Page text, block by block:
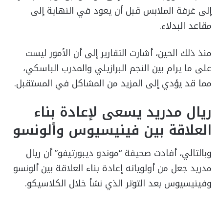
إلى غرفة الملابس قبل أن يعود في النهاية إلى
مقاعد البدلاء.
منذ ذلك الحين، أشارت التقارير إلى أن الأمور ليست
على ما يرام بين النجم البرازيلي والمدرب الباسكي،
مما قد يؤدي إلى المزيد من المشاكل في المستقبل.
ريال مدريد يسعى لإعادة بناء
العلاقة بين فينيسيوس وألونسو
وبالتالي، أفادت صحيفة “موندو ديبورتيفو” أن ريال
مدريد جعل من أولوياته إعادة بناء العلاقة بين ألونسو
وفينيسيوس بعد التوتر الذي نشأ خلال الكلاسيكو.